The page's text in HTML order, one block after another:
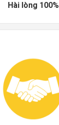
Hài lòng 100%